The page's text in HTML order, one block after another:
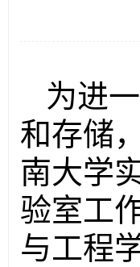
为进
和存储
南大学
验室工
与工程